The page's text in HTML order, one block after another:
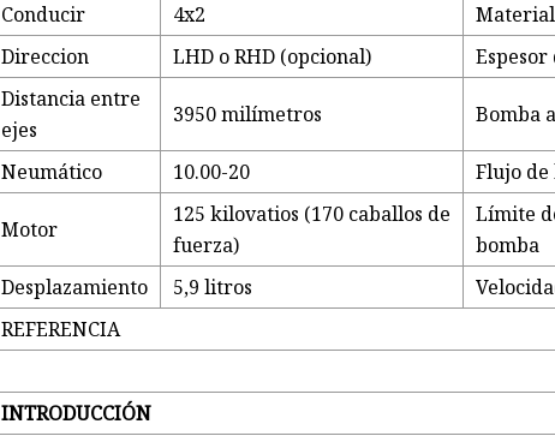
Conducir
4x2
Direccion
LHD o RHD (opcional)
Distancia entre
ejes
3950 milímetros Bomba
Neumático
10.00-20 Flujo de
Motor
125 kilovatios (170 caballos de
fuerza)
Límite
bomba
Desplazamiento 5,9 litros
REFERENCIA
INTRODUCCIÓN